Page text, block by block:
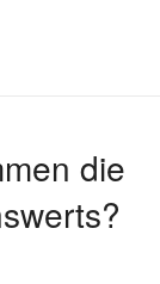
die